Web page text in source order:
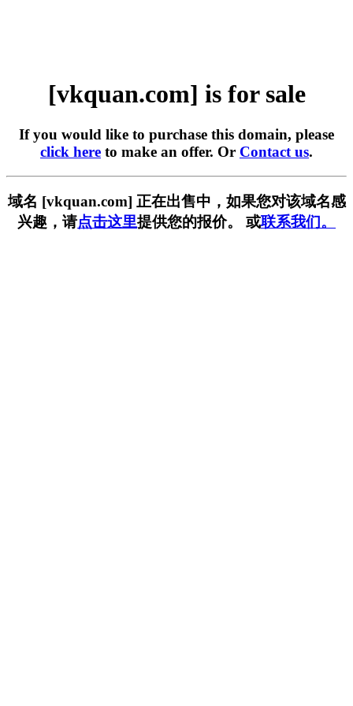
[vkquan.com] is for sale
If you would like to purchase this domain, please
click here to make an offer. Or Contact us.
域名 [vkquan.com] 正在出售中，如果您对该域名感
兴趣，请点击这里提供您的报价。 或联系我们。